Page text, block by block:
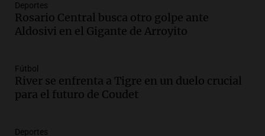
Actualidad
Episodios
Audio.
Córdoba ganan más del doble que los
privados, según un estudio
Deportes
Rosario Central busca otro golpe ante
Aldosivi en el Gigante de Arroyito
Fútbol
River se enfrenta a Tigre en un duelo crucial
para el futuro de Coudet
Deportes